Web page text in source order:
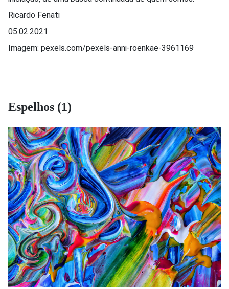
Ricardo Fenati
05.02.2021
Imagem: pexels.com/pexels-anni-roenkae-3961169
Espelhos (1)